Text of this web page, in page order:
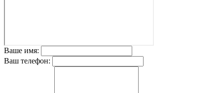
Ваше имя:
Ваш телефон: